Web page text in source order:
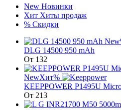
New Новинки
Хит Хиты продаж
% Скидки
New
DLG 14500 950 mAh
От 132
NewХит%
KEEPPOWER P1495U
От 213